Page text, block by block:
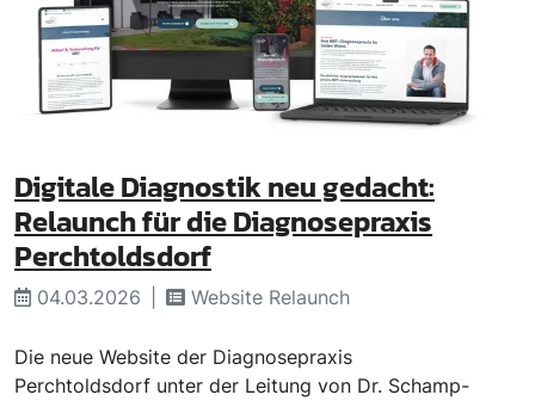
Digitale Diagnostik neu gedacht:
Relaunch für die Diagnosepraxis
Perchtoldsdorf
04.03.2026 Website Relaunch
Die neue Website der Diagnosepraxis
Perchtoldsdorf unter der Leitung von Dr. Schamp-